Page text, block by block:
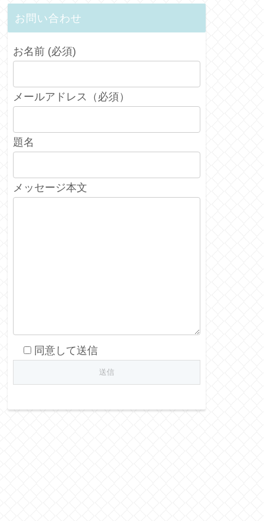
お問い合わせ
お名前 (必須)
メールアドレス（必須）
題名
メッセージ本文
同意して送信